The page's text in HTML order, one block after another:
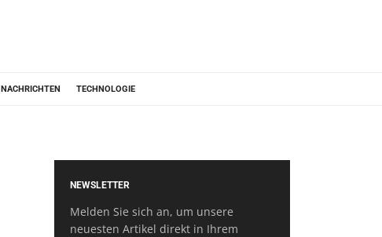
NACHRICHTEN TECHNOLOGIE
NEWSLETTER
Melden Sie sich an, um unsere
neuesten Artikel direkt in Ihrem